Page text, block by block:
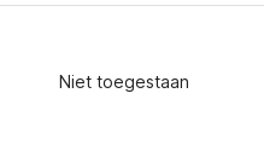
Niet toegestaan